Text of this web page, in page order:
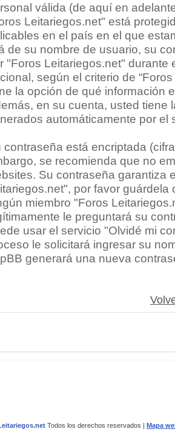
válida (de aquí en
Leitariegos.net" está
en el país en el que
de su nombre de usuario, su
"Foros Leitariegos.net" durante
según el criterio de
la opción de qué información
en su cuenta, usted tiene
automáticamente por el
contraseña está encriptada
se recomienda que no
Su contraseña garantiza
por favor
miembro "Foros
le preguntará su
usar el servicio "Olvidé mi
le solicitará ingresar su
generará una nueva
Todos los derechos reservados | Mapa